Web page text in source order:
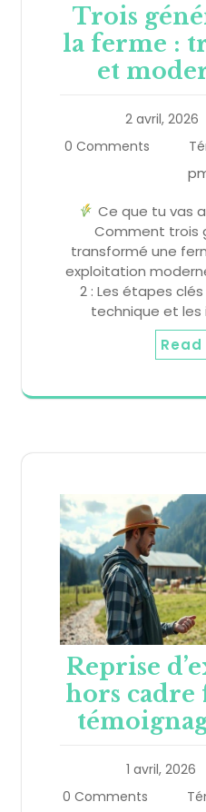
Trois
la ferme :
et
2 avril, 2026
0 Comments
Ce que tu vas
Comment trois
transformé une
exploitation
2 : Les étapes
technique et
Read
Reprise
hors
1 avril, 2026
0 Comments